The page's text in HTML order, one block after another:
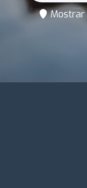
Mostrar